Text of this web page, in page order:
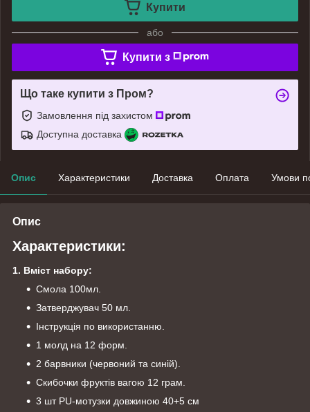
Купити
або
Купити з
Що таке купити з Пром?
Замовлення під захистом
Доступна доставка
Опис Характеристики Доставка Оплата Умови
Опис
Характеристики:
1. Вміст набору:
Смола 100мл.
Затверджувач 50 мл.
Інструкція по використанню.
1 молд на 12 форм.
2 барвники (червоний та синій).
Скибочки фруктів вагою 12 грам.
3 шт PU-мотузки довжиною 40+5 см